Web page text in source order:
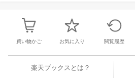
溢れているので、
かも企業買収の現
ともに、一気に読め
構株式会社日本語
買い物かご お気に入り 閲覧履歴
楽天ブックスとは？